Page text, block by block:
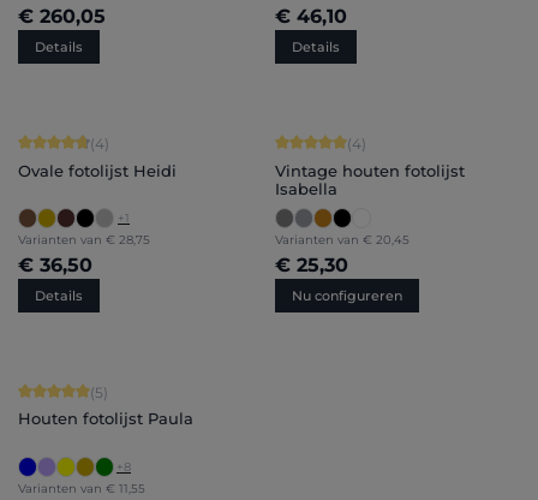
€ 260,05
Details
€ 46,10
Details
Gemiddelde waardering van 4.75 van 5 sterren
(4)
Ovale fotolijst Heidi
+1
Varianten van € 28,75
€ 36,50
Details
Gemiddelde waardering van 5 van 5
(4)
Vintage houten fotolijst
Isabella
Varianten van € 20,45
€ 25,30
Nu configureren
Gemiddelde waardering van 5 van 5 sterren
(5)
Houten fotolijst Paula
+8
Varianten van € 11,55